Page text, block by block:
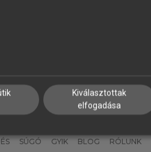
SÚGÓ GYIK BLOG RÓLUNK
Kiválasztottak
elfogadása